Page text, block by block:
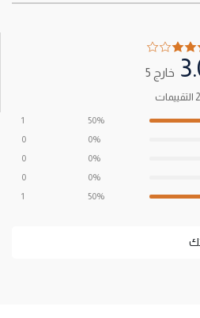
خارج 5
2 التقييمات
50%
0%
0%
0%
50%
1
0
0
0
1